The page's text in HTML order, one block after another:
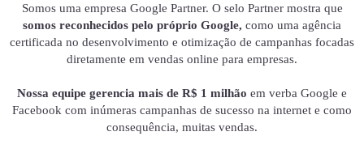
Somos uma empresa Google Partner. O selo Partner mostra que
somos reconhecidos pelo próprio Google, como uma agência
certificada no desenvolvimento e otimização de campanhas focadas
diretamente em vendas online para empresas.
Nossa equipe gerencia mais de R$ 1 milhão em verba Google e
Facebook com inúmeras campanhas de sucesso na internet e como
consequência, muitas vendas.